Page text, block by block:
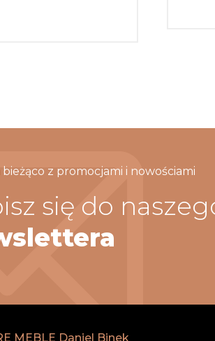
bieżąco z promocjami i nowościami
się do
MEBLE Daniel Binek